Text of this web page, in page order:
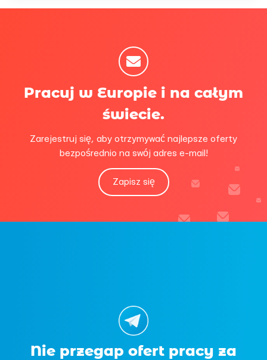
Pracuj w Europie i na całym
świecie.
Zarejestruj się, aby otrzymywać najlepsze oferty
bezpośrednio na swój adres e-mail!
Zapisz się
Nie przegap ofert pracy za